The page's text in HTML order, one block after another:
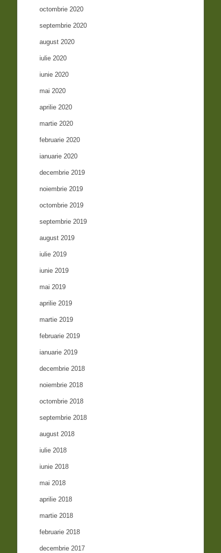
octombrie 2020
septembrie 2020
august 2020
iulie 2020
iunie 2020
mai 2020
aprilie 2020
martie 2020
februarie 2020
ianuarie 2020
decembrie 2019
noiembrie 2019
octombrie 2019
septembrie 2019
august 2019
iulie 2019
iunie 2019
mai 2019
aprilie 2019
martie 2019
februarie 2019
ianuarie 2019
decembrie 2018
noiembrie 2018
octombrie 2018
septembrie 2018
august 2018
iulie 2018
iunie 2018
mai 2018
aprilie 2018
martie 2018
februarie 2018
decembrie 2017